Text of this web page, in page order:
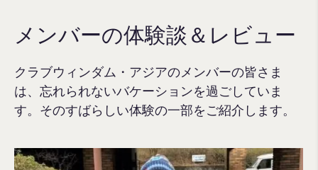
メンバーの体験談＆レビュー
クラブウィンダム・アジアのメンバーの皆さま
は、忘れられないバケーションを過ごしていま
す。そのすばらしい体験の一部をご紹介します。